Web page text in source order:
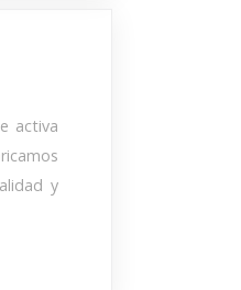
activa
y